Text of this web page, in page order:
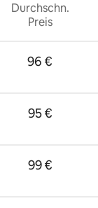
Durchschn.
Preis
96 €
95 €
99 €